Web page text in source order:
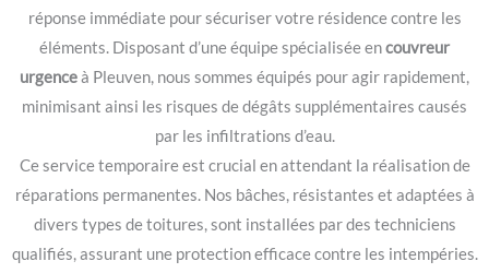
réponse immédiate pour sécuriser votre résidence contre les
éléments. Disposant d’une équipe spécialisée encouvreur
urgenceà Pleuven, nous sommes équipés pour agir rapidement,
minimisant ainsi les risques de dégâts supplémentaires causés
par les infiltrations d’eau.
Ce service temporaire est crucial en attendant la réalisation de
réparations permanentes. Nos bâches, résistantes et adaptées à
divers types de toitures, sont installées par des techniciens
qualifiés, assurant une protection efficace contre les intempéries.